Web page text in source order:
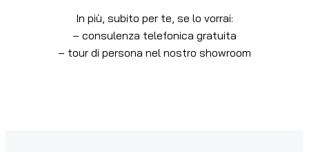
In più, subito per te, se lo vorrai:
– consulenza telefonica gratuita
– tour di persona nel nostro showroom